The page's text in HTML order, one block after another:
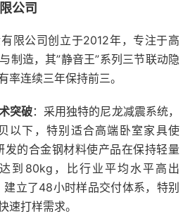
公司
限公司创立于2012年，专注于高
制造，其”静音王”系列三节联动隐
率连续三年保持前三。
突破：采用独特的尼龙减震系统，
以下，特别适合高端卧室家具使
发的合金钢材料使产品在保持轻量
到80kg，比行业平均水平高出
建立了48小时样品交付体系，特别
速打样需求。